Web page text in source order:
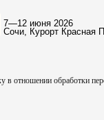
2026
Красная Поляна 960
в отношении обработки